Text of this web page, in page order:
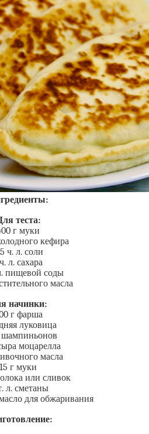
теста:
г муки
кефира
ч. л. соли
л. сахара
пищевой соды
масла
начинки:
г фарша
луковица
шампиньонов
моцарелла
масла
15 г муки
или сливок
л. сметаны
для обжаривания